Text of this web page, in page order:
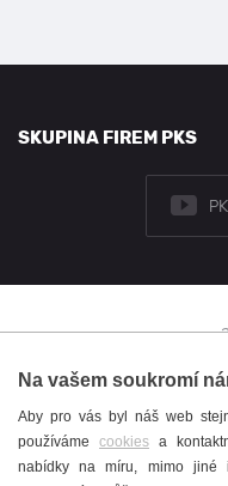
SKUPINA FIREM PKS
591 01
Na vašem soukromí
Aby pro vás byl náš web
používáme cookies a
nabídky na míru, mimo jiné